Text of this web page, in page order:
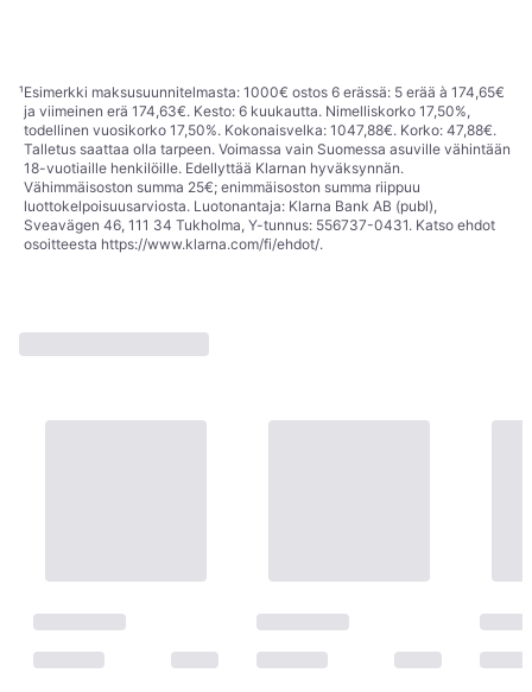
¹Esimerkki maksusuunnitelmasta: 1000€ ostos 6 erässä: 5 erää à 174,65€
ja viimeinen erä 174,63€. Kesto: 6 kuukautta. Nimelliskorko 17,50%,
todellinen vuosikorko 17,50%. Kokonaisvelka: 1047,88€. Korko: 47,88€.
Talletus saattaa olla tarpeen. Voimassa vain Suomessa asuville vähintään
18-vuotiaille henkilöille. Edellyttää Klarnan hyväksynnän.
Vähimmäisoston summa 25€; enimmäisoston summa riippuu
luottokelpoisuusarviosta. Luotonantaja: Klarna Bank AB (publ),
Sveavägen 46, 111 34 Tukholma, Y-tunnus: 556737-0431. Katso ehdot
osoitteesta https://www.klarna.com/fi/ehdot/.